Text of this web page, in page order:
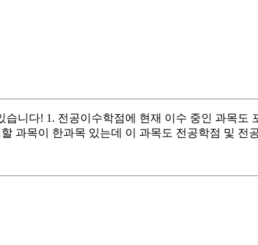
니다! 1. 전공이수학점에 현재 이수 중인 과목
과목이 한과목 있는데 이 과목도 전공학점 및 전